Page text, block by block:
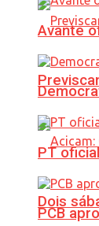
Dois
Avante
PT
PCB